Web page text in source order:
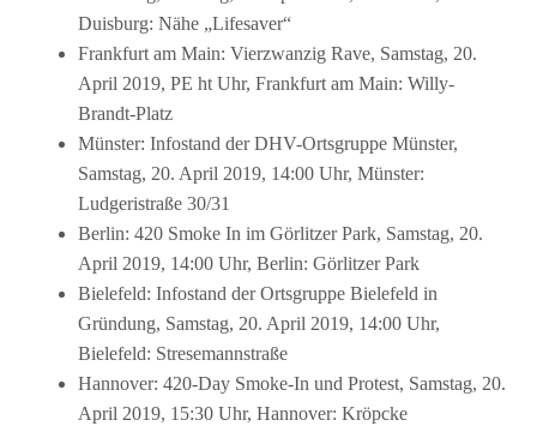
Duisburg: Nähe „Lifesaver“
Frankfurt am Main: Vierzwanzig Rave, Samstag, 20.
April 2019, PE ht Uhr, Frankfurt am Main: Willy-
Brandt-Platz
Münster: Infostand der DHV-Ortsgruppe Münster,
Samstag, 20. April 2019, 14:00 Uhr, Münster:
Ludgeristraße 30/31
Berlin: 420 Smoke In im Görlitzer Park, Samstag, 20.
April 2019, 14:00 Uhr, Berlin: Görlitzer Park
Bielefeld: Infostand der Ortsgruppe Bielefeld in
Gründung, Samstag, 20. April 2019, 14:00 Uhr,
Bielefeld: Stresemannstraße
Hannover: 420-Day Smoke-In und Protest, Samstag, 20.
April 2019, 15:30 Uhr, Hannover: Kröpcke